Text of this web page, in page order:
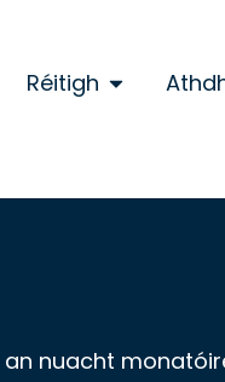
Réitigh
an nuacht